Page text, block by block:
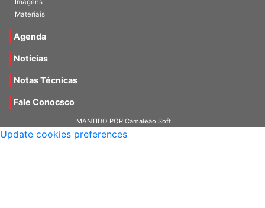
Materiais
Update cookies preferences